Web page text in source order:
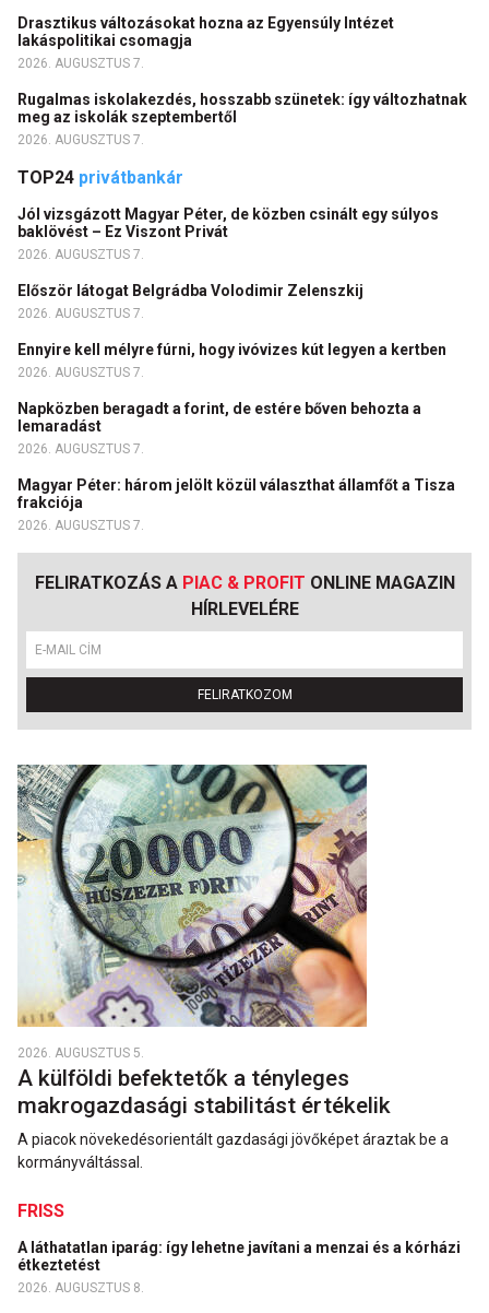
Drasztikus változásokat hozna az Egyensúly Intézet
lakáspolitikai csomagja
2026. AUGUSZTUS 7.
Rugalmas iskolakezdés, hosszabb szünetek: így változhatnak
meg az iskolák szeptembertől
2026. AUGUSZTUS 7.
TOP24 privátbankár
Jól vizsgázott Magyar Péter, de közben csinált egy súlyos
baklövést – Ez Viszont Privát
2026. AUGUSZTUS 7.
Először látogat Belgrádba Volodimir Zelenszkij
2026. AUGUSZTUS 7.
Ennyire kell mélyre fúrni, hogy ivóvizes kút legyen a kertben
2026. AUGUSZTUS 7.
Napközben beragadt a forint, de estére bőven behozta a
lemaradást
2026. AUGUSZTUS 7.
Magyar Péter: három jelölt közül választhat államfőt a Tisza
frakciója
2026. AUGUSZTUS 7.
FELIRATKOZÁS A PIAC & PROFIT ONLINE MAGAZIN
HÍRLEVELÉRE
FELIRATKOZOM
2026. AUGUSZTUS 5.
A külföldi befektetők a tényleges
makrogazdasági stabilitást értékelik
A piacok növekedésorientált gazdasági jövőképet áraztak be a
kormányváltással.
FRISS
A láthatatlan iparág: így lehetne javítani a menzai és a kórházi
étkeztetést
2026. AUGUSZTUS 8.